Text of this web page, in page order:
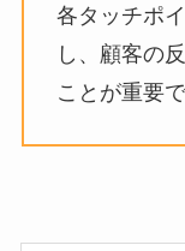
各タッチポ
し、顧客の
ことが重要で